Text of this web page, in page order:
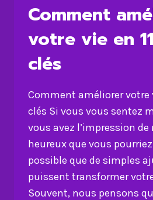
Comment
votre vie en
clés
Comment améliorer votre
clés Si vous vous sentez
vous avez l’impression
heureux que vous
possible que de simples
puissent transformer
Souvent, nous pensons